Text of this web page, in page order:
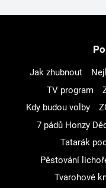
Jak zhubnout
TV program
Kdy budou volby
7 pádů Honzy
Tatarák
Pěstování
Tvarohové